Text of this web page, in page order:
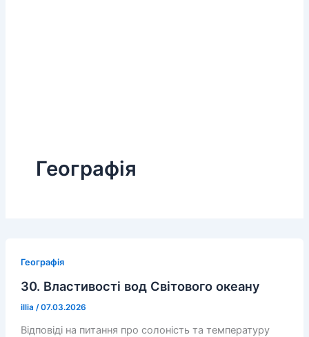
Географія
Географія
30. Властивості вод Світового океану
illia /07.03.2026
Відповіді на питання про солоність та температуру